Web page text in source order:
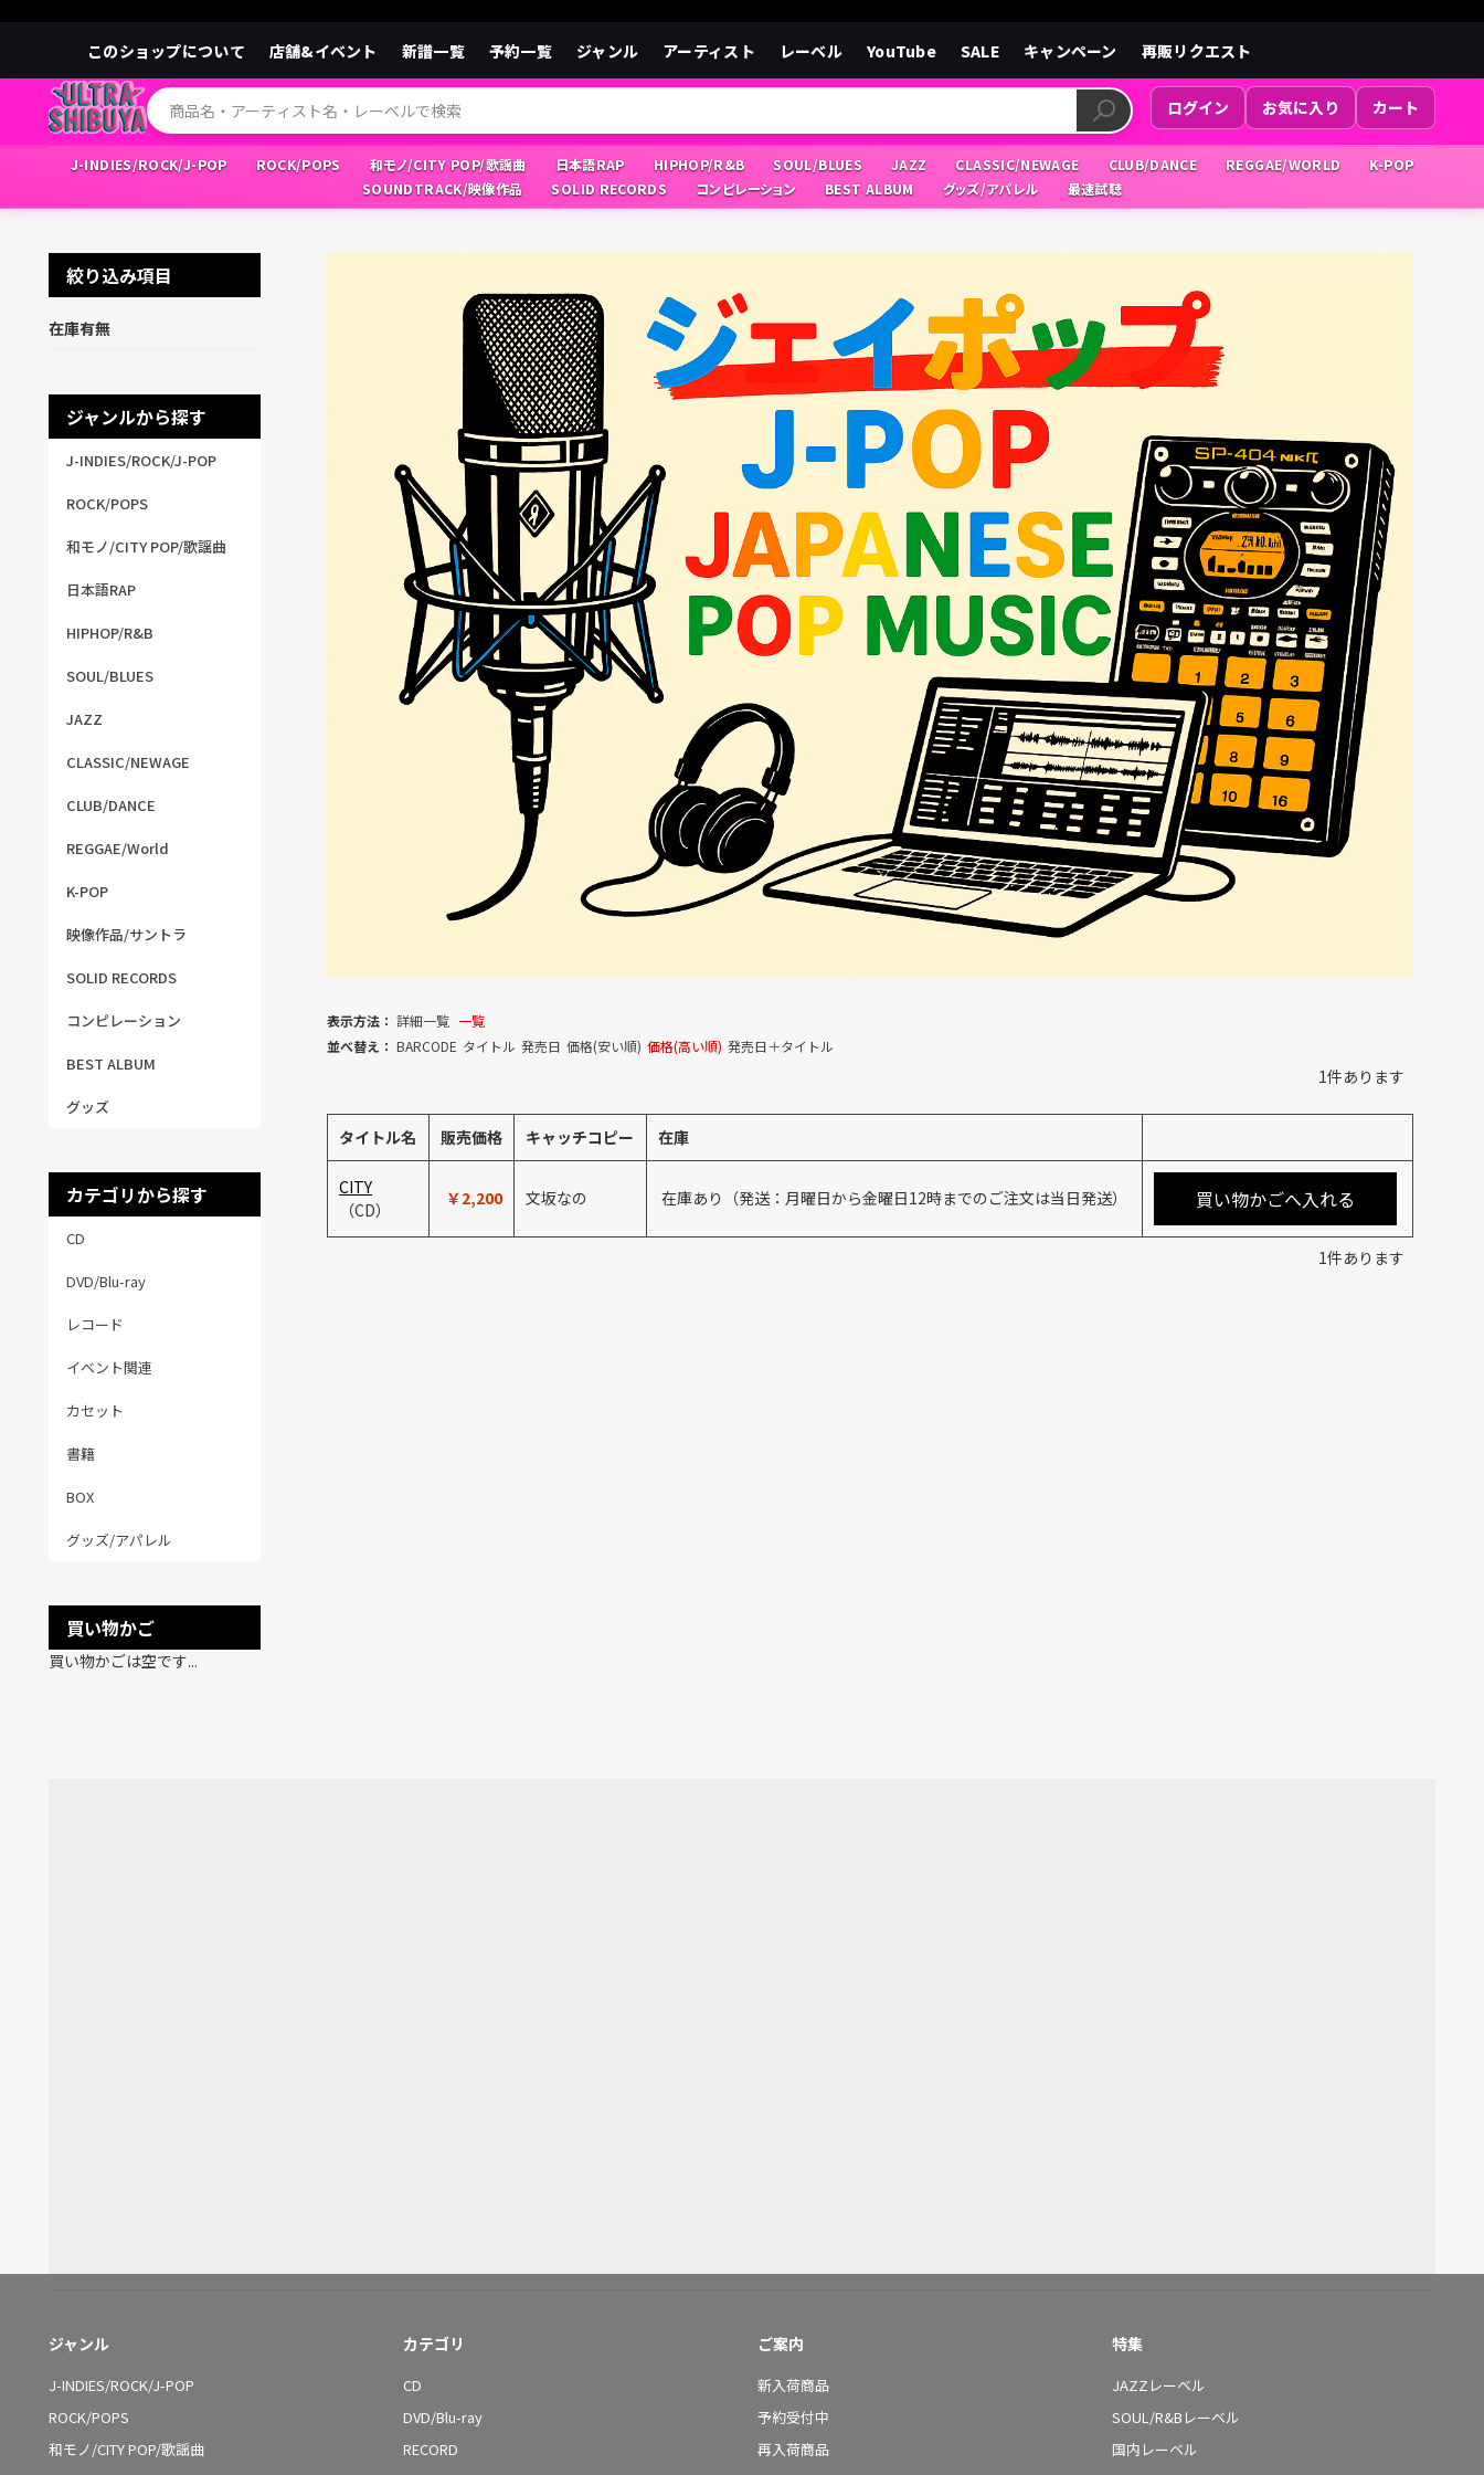
このショップについて 店舗&イベント 新譜一覧 予約一覧 ジャンル アーティスト レーベル YouTube SALE キャンペーン 再販リクエスト
ログイン お気に入り カート
J-INDIES/ROCK/J-POP ROCK/POPS 和モノ/CITY POP/歌謡曲 日本語RAP HIPHOP/R&B SOUL/BLUES JAZZ CLASSIC/NEWAGE CLUB/DANCE REGGAE/WORLD
K-POP
SOUNDTRACK/映像作品
SOLID RECORDS コンピレーション BEST ALBUM グッズ/アパレル 最速試聴
絞り込み項目
在庫有無
ジャンルから探す
J-INDIES/ROCK/J-POP
ROCK/POPS
和モノ/CITY POP/歌謡曲
日本語RAP
HIPHOP/R&B
SOUL/BLUES
JAZZ
CLASSIC/NEWAGE
CLUB/DANCE
REGGAE/World
K-POP
映像作品/サントラ
SOLID RECORDS
コンピレーション
BEST ALBUM
グッズ
カテゴリから探す
CD
DVD/Blu-ray
レコード
イベント関連
カセット
書籍
BOX
グッズ/アパレル
買い物かご
買い物かごは空です...
表示方法： 詳細一覧 一覧
並べ替え： BARCODE タイトル 発売日 価格(安い順) 価格(高い順) 発売日＋タイトル
1件あります
タイトル名 販売価格 キャッチコピー 在庫
CITY
（CD）
￥2,200 文坂なの 在庫あり（発送：月曜日から金曜日12時までのご注文は当日発送） 買い物かごへ入れる
1件あります
ジャンル
J-INDIES/ROCK/J-POP
ROCK/POPS
和モノ/CITY POP/歌謡曲
カテゴリ
CD
DVD/Blu-ray
RECORD
ご案内
新入荷商品
予約受付中
再入荷商品
特集
JAZZレーベル
SOUL/R&Bレーベル
国内レーベル